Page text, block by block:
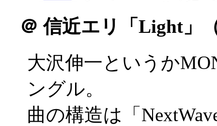
＠ 信近エリ「Light」
大沢伸一というか
ングル。
曲の構造は「